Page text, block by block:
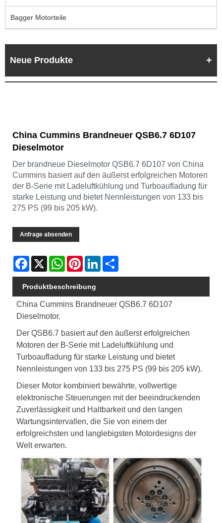
Bagger Motorteile
Neue Produkte
China Cummins Brandneuer QSB6.7 6D107
Dieselmotor
Der brandneue Dieselmotor QSB6.7 6D107 von China
Cummins basiert auf den äußerst erfolgreichen Motoren
der B-Serie mit Ladeluftkühlung und Turboaufladung für
starke Leistung und bietet Nennleistungen von 133 bis
275 PS (99 bis 205 kW).
Anfrage absenden
Facebook
X WhatsAppPinterestLinkedIn
Produktbeschreibung
China Cummins Brandneuer QSB6.7 6D107
Dieselmotor.
Der QSB6.7 basiert auf den äußerst erfolgreichen
Motoren der B-Serie mit Ladeluftkühlung und
Turboaufladung für starke Leistung und bietet
Nennleistungen von 133 bis 275 PS (99 bis 205 kW).
Dieser Motor kombiniert bewährte, vollwertige
elektronische Steuerungen mit der beeindruckenden
Zuverlässigkeit und Haltbarkeit und den langen
Wartungsintervallen, die Sie von einem der
erfolgreichsten und langlebigsten Motordesigns der
Welt erwarten.